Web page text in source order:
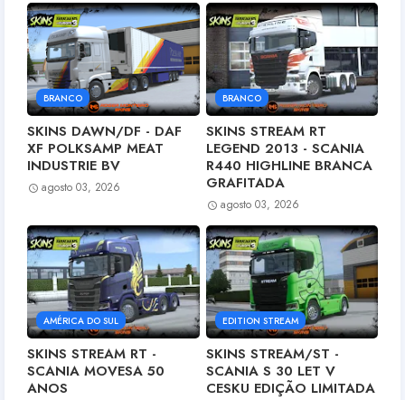
BRANCO
SKINS DAWN/DF - DAF
XF POLKSAMP MEAT
INDUSTRIE BV
agosto 03, 2026
BRANCO
SKINS STREAM RT
LEGEND 2013 - SCANIA
R440 HIGHLINE BRANCA
GRAFITADA
agosto 03, 2026
AMÉRICA DO SUL
SKINS STREAM RT -
SCANIA MOVESA 50
ANOS
EDITION STREAM
SKINS STREAM/ST -
SCANIA S 30 LET V
CESKU EDIÇÃO LIMITADA